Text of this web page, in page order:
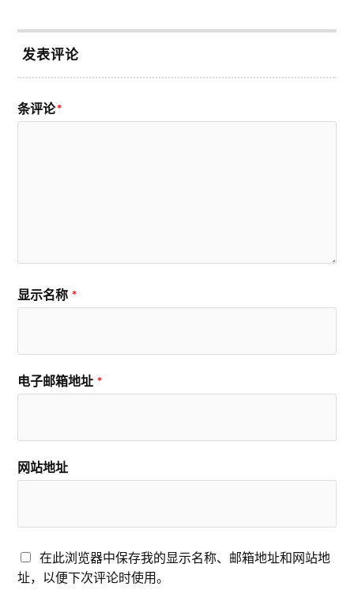
发表评论
条评论*
显示名称 *
电子邮箱地址 *
网站地址
在此浏览器中保存我的显示名称、邮箱地址和网站地
址，以便下次评论时使用。